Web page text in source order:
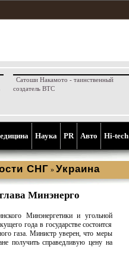
Сатоши Накамото - таинственный
создатель BTC
Наука PR Aвто Hi-tech
СНГ » Украина
Минэнерго
Минэнергетики и угольной
года в государстве состоится
газа. Министр уверен, что меры
получить справедливую цену на